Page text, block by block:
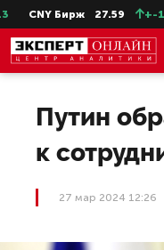
CNY Бирж 27.59 +-
Путин
к
27 мар 2024 12:26